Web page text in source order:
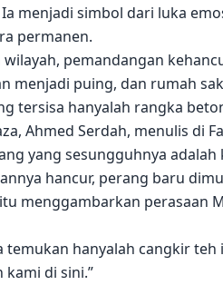
menjadi simbol dari luka
permanen.
wilayah, pemandangan
menjadi puing, dan rumah
tersisa hanyalah rangka
Ahmed Serdah, menulis di
yang sesungguhnya
hancur, perang baru
menggambarkan perasaan
temukan hanyalah cangkir
kami di sini.”